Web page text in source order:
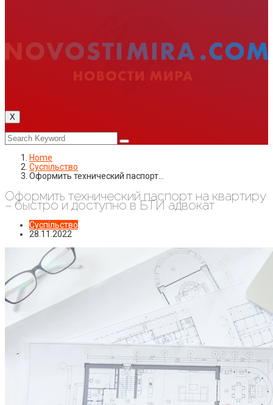
X
Home
Суспільство
Оформить технический паспорт…
Оформить технический паспорт на квартиру
– быстро и доступно в БТИ адвокат
Суспільство
28.11.2022